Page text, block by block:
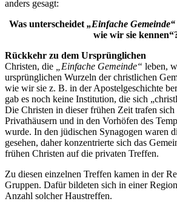
anders gesagt:
Was unterscheidet „Einfache Gemeinde“
wie wir sie
Rückkehr zu dem Ursprünglichen
Christen, die
„Einfache Gemeinde“ leben,
ursprünglichen Wurzeln der christlichen
wie wir sie z. B. in der Apostelgeschichte
gab es noch keine Institution, die sich
Die Christen in dieser frühen Zeit trafen
Privathäusern und in den Vorhöfen des
wurde. In den jüdischen Synagogen waren
gesehen, daher konzentrierte sich das
frühen Christen auf die privaten Treffen.
Zu diesen einzelnen Treffen kamen in der
Gruppen. Dafür bildeten sich in einer
Anzahl solcher Haustreffen.